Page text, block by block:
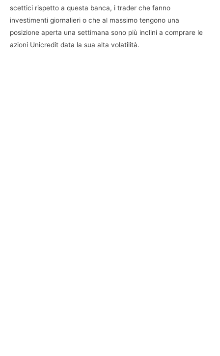
scettici rispetto a questa banca, i trader che fanno
investimenti giornalieri o che al massimo tengono una
posizione aperta una settimana sono più inclini a comprare le
azioni Unicredit data la sua alta volatilità.